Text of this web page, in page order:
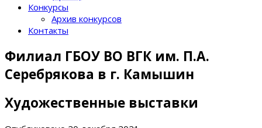
Конкурсы
Архив конкурсов
Контакты
Филиал ГБОУ ВО ВГК им. П.А.
Серебрякова в г. Камышин
Художественные выставки